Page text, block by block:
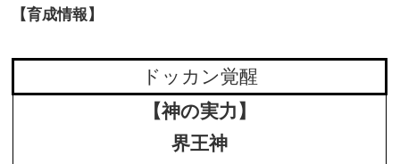
【育成情報】
ドッカン覚醒
【神の実力】
界王神